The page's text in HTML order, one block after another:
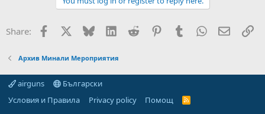
s
Share: Facebook Bluesky LinkedInReddit PinterestTumblrWhatsApp
Email
Архив Минали Мероприятия
airguns
Български
Условия и Правила
Privacy policy Помощ
R